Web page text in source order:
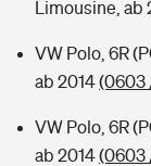
Limousine, ab
VW Polo, 6R
ab 2014(0603
VW Polo, 6R
ab 2014(0603